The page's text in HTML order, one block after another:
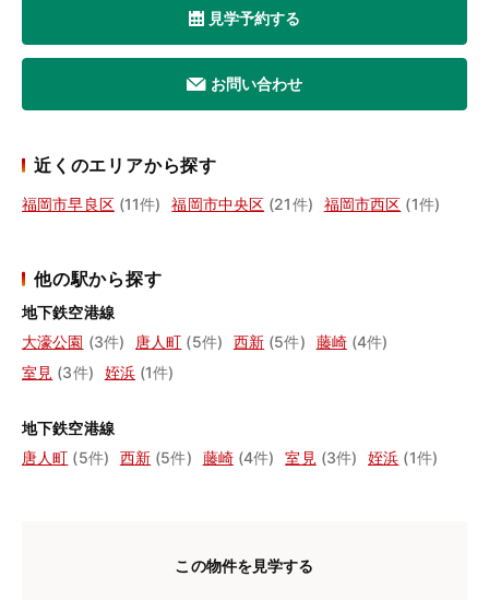
見学予約する
お問い合わせ
近くのエリアから探す
福岡市早良区 (11件) 福岡市中央区 (21件) 福岡市西区 (1件)
他の駅から探す
地下鉄空港線
大濠公園 (3件) 唐人町 (5件) 西新 (5件) 藤崎 (4件)
室見 (3件) 姪浜 (1件)
地下鉄空港線
唐人町 (5件) 西新 (5件) 藤崎 (4件) 室見 (3件) 姪浜 (1件)
この物件を見学する